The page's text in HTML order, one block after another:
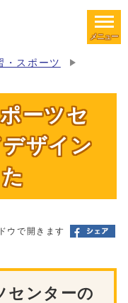
メニュー
・スポーツ
ーツセ
ザイン
ウで開きます
センターの